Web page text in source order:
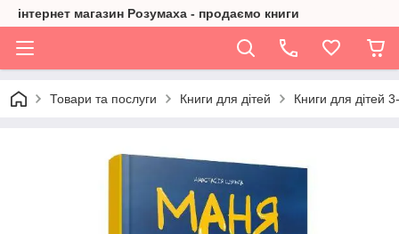
інтернет магазин Розумаха - продаємо книги
Товари та послуги Книги для дітей Книги для дітей